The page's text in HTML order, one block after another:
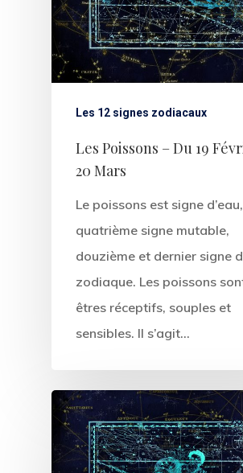
Les 12 signes zodiacaux
Les Poissons – Du 19
20 Mars
Le poissons est signe d’eau,
quatrième signe mutable,
douzième et dernier signe
zodiaque. Les poissons
êtres réceptifs, souples et
sensibles. Il s’agit…